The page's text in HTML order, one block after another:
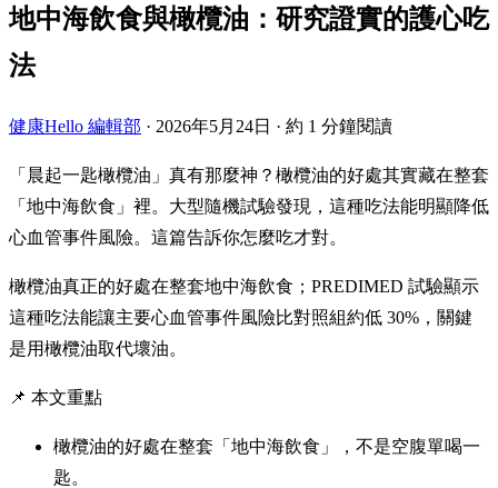
地中海飲食與橄欖油：研究證實的護心吃
法
健康Hello 編輯部 · 2026年5月24日 · 約 1 分鐘閱讀
「晨起一匙橄欖油」真有那麼神？橄欖油的好處其實藏在整套
「地中海飲食」裡。大型隨機試驗發現，這種吃法能明顯降低
心血管事件風險。這篇告訴你怎麼吃才對。
橄欖油真正的好處在整套地中海飲食；PREDIMED 試驗顯示
這種吃法能讓主要心血管事件風險比對照組約低 30%，關鍵
是用橄欖油取代壞油。
📌 本文重點
橄欖油的好處在整套「地中海飲食」，不是空腹單喝一
匙。